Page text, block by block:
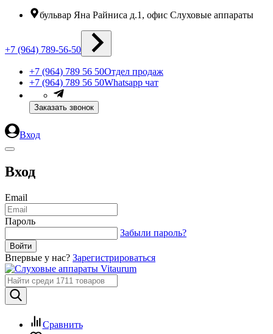
бульвар Яна Райниса д.1, офис Слуховые аппараты
+7 (964) 789-56-50
+7 (964) 789 56 50Отдел продаж
+7 (964) 789 56 50Whatsapp чат
Заказать звонок
Вход
Вход
Email
Пароль
Забыли пароль?
Впервые у нас? Зарегистрироваться
Сравнить